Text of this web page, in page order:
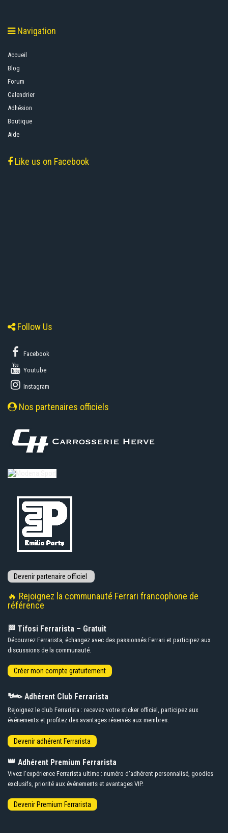
Navigation
Accueil
Blog
Forum
Calendrier
Adhésion
Boutique
Aide
Like us on Facebook
Follow Us
Facebook
Youtube
Instagram
Nos partenaires officiels
🔥 Rejoignez la communauté Ferrari francophone de
référence
🏁 Tifosi Ferrarista – Gratuit
Découvrez Ferrarista, échangez avec des passionnés Ferrari et participez aux
discussions de la communauté.
🏎️ Adhérent Club Ferrarista
Rejoignez le club Ferrarista : recevez votre sticker officiel, participez aux
événements et profitez des avantages réservés aux membres.
👑 Adhérent Premium Ferrarista
Vivez l'expérience Ferrarista ultime : numéro d'adhérent personnalisé, goodies
exclusifs, priorité aux événements et avantages VIP.